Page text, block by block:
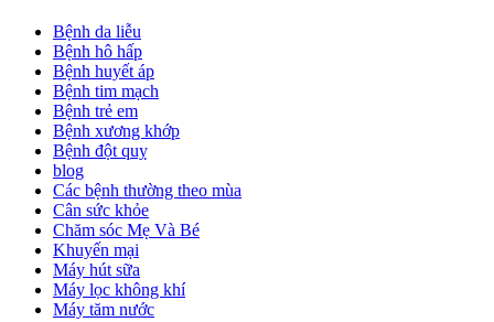
Bệnh da liễu
Bệnh hô hấp
Bệnh huyết áp
Bệnh tim mạch
Bệnh trẻ em
Bệnh xương khớp
Bệnh đột quỵ
blog
Các bệnh thường theo mùa
Cân sức khỏe
Chăm sóc Mẹ Và Bé
Khuyến mại
Máy hút sữa
Máy lọc không khí
Máy tăm nước